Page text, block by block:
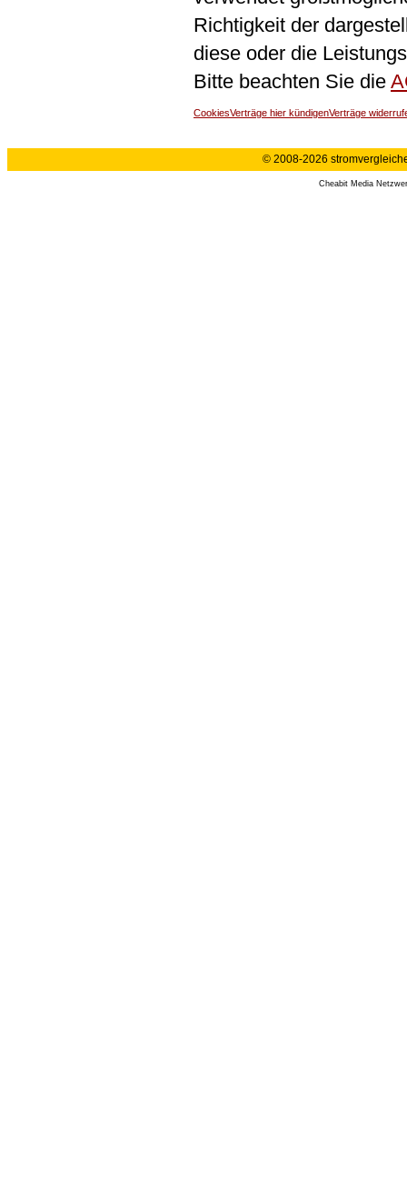
Richtigkeit der
diese oder die
Bitte beachten Sie die
CookiesVerträge hier kündigenVerträge
© 2008-2026
Cheabit Media